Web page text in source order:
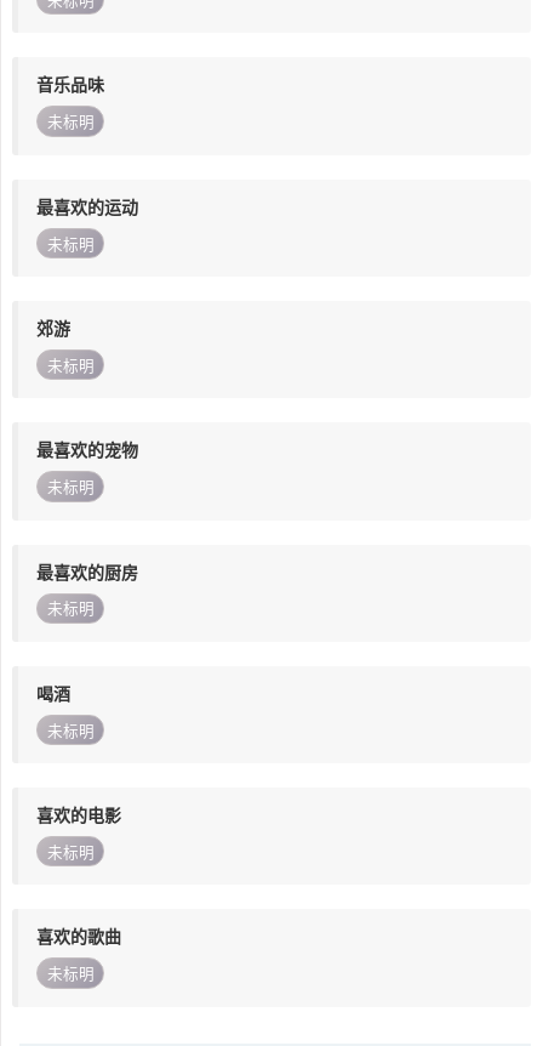
音乐品味
未标明
最喜欢的运动
未标明
郊游
未标明
最喜欢的宠物
未标明
最喜欢的厨房
未标明
喝酒
未标明
喜欢的电影
未标明
喜欢的歌曲
未标明